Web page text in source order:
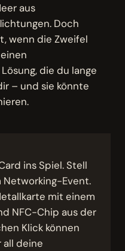
aus
Doch
wenn die Zweifel
die du lange
– und sie könnte
ins Spiel. Stell
Networking-Event.
mit einem
NFC-Chip aus der
Klick können
deine